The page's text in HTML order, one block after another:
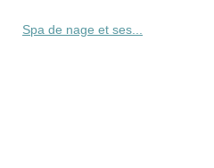
Spa de nage et ses...